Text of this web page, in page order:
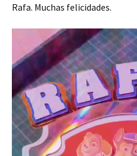
Rafa. Muchas felicidades.